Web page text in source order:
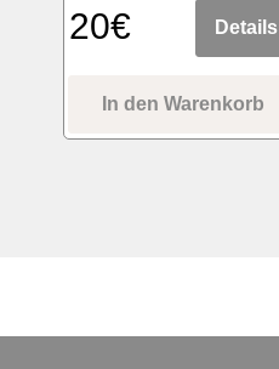
20€ Details
In den Warenkorb